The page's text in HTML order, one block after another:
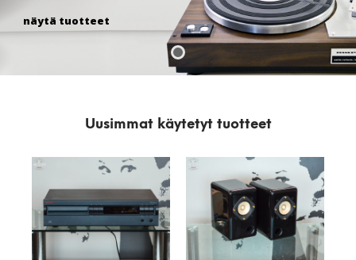
näytä tuotteet
Uusimmat käytetyt tuotteet